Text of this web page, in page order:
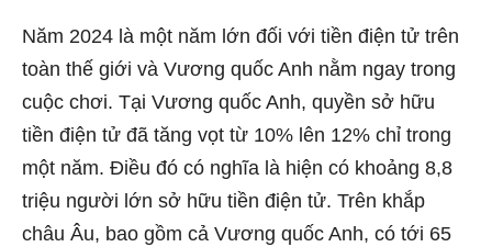
Năm 2024 là một năm lớn đối với tiền điện tử trên
toàn thế giới và Vương quốc Anh nằm ngay trong
cuộc chơi. Tại Vương quốc Anh, quyền sở hữu
tiền điện tử đã tăng vọt từ 10% lên 12% chỉ trong
một năm. Điều đó có nghĩa là hiện có khoảng 8,8
triệu người lớn sở hữu tiền điện tử. Trên khắp
châu Âu, bao gồm cả Vương quốc Anh, có tới 65